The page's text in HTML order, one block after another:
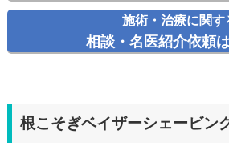
施術・治療に関す
相談・名医紹介依頼
根こそぎベイザーシェービン